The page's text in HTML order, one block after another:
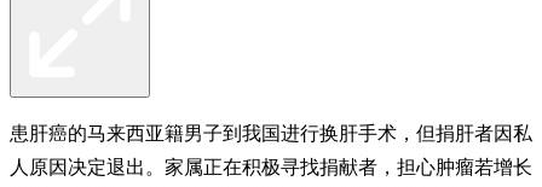
患肝癌的马来西亚籍男子到我国进行换肝手术，但捐肝者因私
人原因决定退出。家属正在积极寻找捐献者，担心肿瘤若增长